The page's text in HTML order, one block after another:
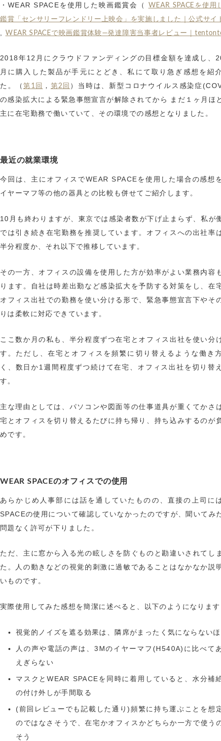
・WEAR SPACEを使用した映画鑑賞会（ WEAR SPACEを使用
鑑賞「センサリーフレンドリー上映会」を実施しました｜公式サイ
WEAR SPACEで映画鑑賞体験―発達障害当事者レビュー｜
2018年12月にクラウドファンディングの目標金額を達成し、
月に購入した製品が手元にとどき、私にて取り急ぎ感想を紹
た。（第1回 ， 第2回 ）当時は、新型コロナウイルス感染症
の感染拡大による緊急事態宣言が解除されてから まだ１ヶ月ほ
主に在宅勤務で働いていて、その環境での感想となりました。
最近の就業環境
今回は、主にオフィスでWEAR SPACEを使用した場合の感想
イヤーマフ等の他の器具との比較も併せてご紹介します。
10月も終わりますが、東京では感染者数が下げ止まらず、私が
では引き続き在宅勤務を推奨しています。オフィスへの出社率
半分程度か、それ以下で推移しています。
その一方、オフィスの設備を使用した方が効率がよい業務内容
ります。自社は時差出勤など感染拡大を予防する対策をし、在
オフィス出社での勤務を使い分ける形で、緊急事態宣言下やそ
りは柔軟に対応できています。
ここ数か月の私も、半分程度ずつ在宅とオフィス出社を使い分
す。ただし、在宅とオフィスを頻繁に切り替えるような働き
く、数日か1週間程度ずつ続けて在宅、オフィス出社を切り替
す。
主な理由としては、パソコンや図面等の仕事道具が重くてかさ
宅とオフィスを切り替えるたびに持ち帰り、持ち込みするのが
めです。
WEAR SPACEのオフィスでの使用
あらかじめ人事部には話を通していたものの、直接の上司に
SPACEの使用について確認していなかったのですが、聞いてみ
問題なく許可が下りました。
ただ、主に窓から入る光の眩しさを防ぐものと勘違いされてし
た。人の動きなどの視覚的刺激に過敏であることはなかなか説
いものです。
実際使用してみた感想を簡潔に述べると、以下のようになりま
視覚的ノイズを遮る効果は、隣席がまったく気にならない
人の声や電話の声は、3Mのイヤーマフ(H540A)に比べて
えぎらない
マスクとWEAR SPACEを同時に着用していると、水分補
の付け外しが手間取る
(前回レビューでも記載した通り)頻繁に持ち運ぶことを想
のではなさそうで、在宅かオフィスかどちらか一方で使う
そう